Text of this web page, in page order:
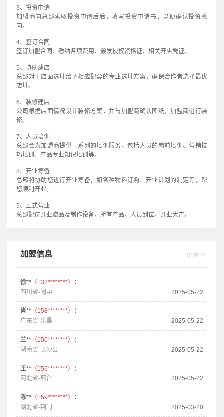
3、投资申请
加盟商向总部索取投资申请后后，填写投资申请书，以便确认投资意
向。
4、签订合同
签订加盟合同、缴纳各项费用、颁发授权资格证、相关开店凭证。
5、协助建店
总部对于店面选址给予相应配套的专业选址方案，确保合作者选择最优
店址。
6、装修建店
公司根据店面情况设计装修方案，并与加盟商确认图纸，加盟商进行装
修。
7、人员培训
总部会为加盟商提供一系列的培训服务，包括人员的岗前培训、营销技
巧培训、产品专业知识培训等。
8、开业筹备
总部将协助您进行开业筹备，如各种物料订购、开业计划的制定等，帮
您顺利开业。
9、正式营业
总部配送开业赠品及制作设备，所有产品，人员到位，开业大吉。
加盟信息 更多>>
徐**（132********）
：
四川省-阆中
2025-05-22
肖**（158********）
：
广东省-乐昌
2025-05-22
兰**（150********）
：
湖南省-长沙县
2025-05-22
王**（156********）
：
河北省-邢台
2025-05-22
陈**（159********）
：
湖北省-荆门
2025-03-20